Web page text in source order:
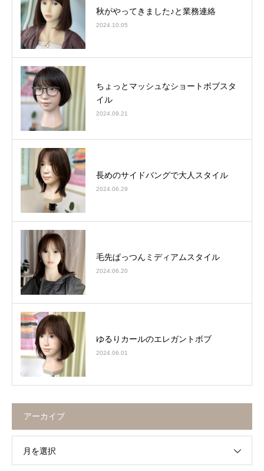
秋がやってきました♪と業務連絡
2024.10.05
ちょっとマッシュなショートボブスタ
イル
2024.09.21
長めのサイドバングで大人スタイル
2024.06.29
毛先ぱっつんミディアムスタイル
2024.06.20
ゆるりカールのエレガントボブ
2024.06.01
アーカイブ
月を選択